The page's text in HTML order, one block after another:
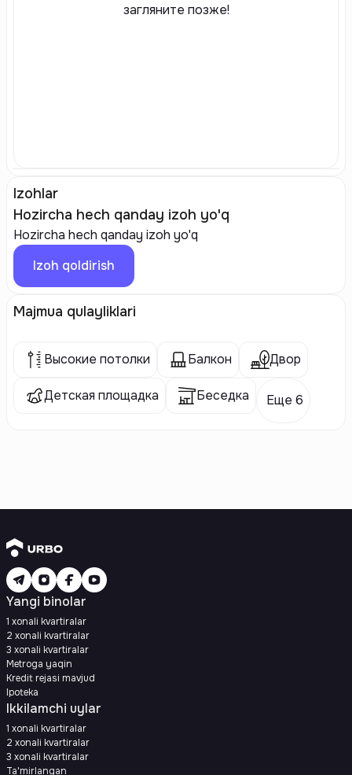
загляните позже!
Izohlar
Hozircha hech qanday izoh yo'q
Hozircha hech qanday izoh yo'q
Izoh qoldirish
Majmua qulayliklari
Высокие потолки Балкон Двор
Детская площадка Беседка Еще 6
Yangi binolar
1 xonali kvartiralar
2 xonali kvartiralar
3 xonali kvartiralar
Metroga yaqin
Kredit rejasi mavjud
Ipoteka
Ikkilamchi uylar
1 xonali kvartiralar
2 xonali kvartiralar
3 xonali kvartiralar
Ta'mirlangan